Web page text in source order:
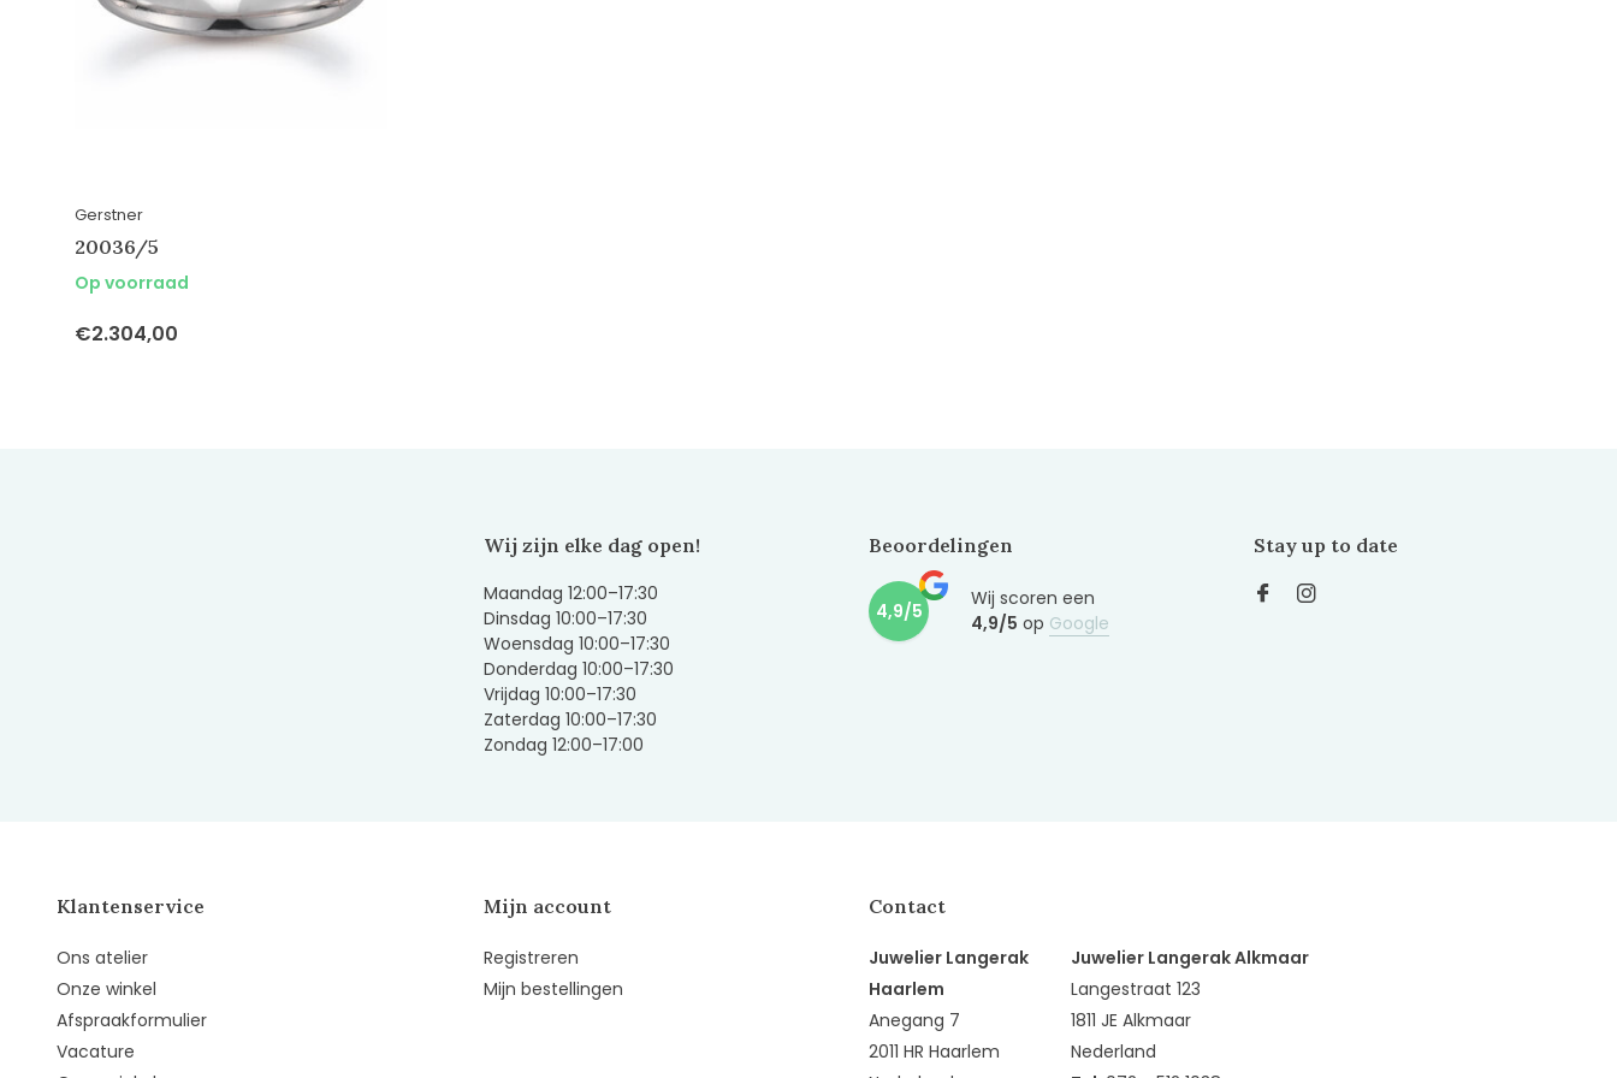
Gerstner
20036/5
Op voorraad
€2.304,00
Wij zijn elke dag open!
Maandag 12:00–17:30
Dinsdag 10:00–17:30
Woensdag 10:00–17:30
Donderdag 10:00–17:30
Vrijdag 10:00–17:30
Zaterdag 10:00–17:30
Zondag 12:00–17:00
Beoordelingen
4,9/5
Wij scoren een
4,9/5 op Google
Stay up to date
Klantenservice
Ons atelier
Onze winkel
Afspraakformulier
Vacature
Mijn account
Registreren
Mijn bestellingen
Contact
Juwelier Langerak
Haarlem
Anegang 7
2011 HR Haarlem
Juwelier Langerak Alkmaar
Langestraat 123
1811 JE Alkmaar
Nederland